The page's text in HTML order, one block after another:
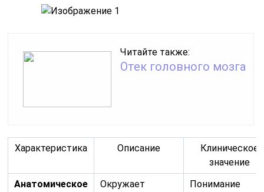
Читайте также:
Отек головного мозга
Характеристика Описание
Клиническое
значение
Анатомическое
Окружает Понимание